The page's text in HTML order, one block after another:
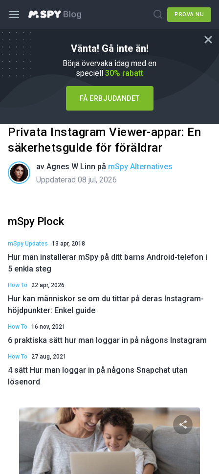
PROVA NU
Vänta! Gå inte än!
Börja övervaka idag med en
speciell 30% rabatt
FÅ ERBJUDANDET
Privata Instagram Viewer-appar: En
säkerhetsguide för föräldrar
av Agnes W Linn på mSpy Alternatives
Uppdaterad 08 jul, 2026
mSpy Plock
mSpy Updates 13 apr, 2018
Hur man installerar mSpy på ditt barns Android-telefon i
5 enkla steg
How To 22 apr, 2026
Hur kan människor se om du tittar på deras Instagram-
höjdpunkter: Enkel guide
How To 16 nov, 2021
6 praktiska sätt hur man loggar in på någons Instagram
How To 27 aug, 2021
4 sätt Hur man loggar in på någons Snapchat utan
lösenord
Dela